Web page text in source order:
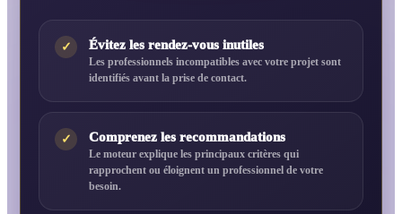
✓ Évitez les rendez-vous inutiles
Les professionnels incompatibles avec votre projet sont
identifiés avant la prise de contact.
✓ Comprenez les recommandations
Le moteur explique les principaux critères qui
rapprochent ou éloignent un professionnel de votre
besoin.